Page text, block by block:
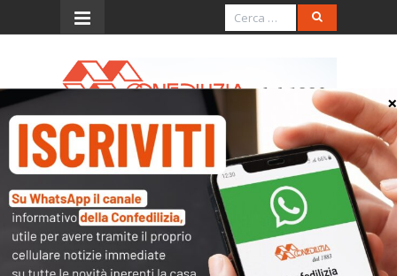
Menu
Il Tirreno – 24.2.2017 –
Locazione turistica – Il
Governo impugna la legge
regionale